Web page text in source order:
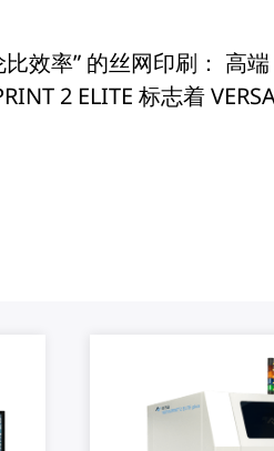
比效率” 的丝网印刷：
2 ELITE 标志着